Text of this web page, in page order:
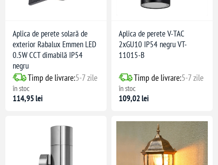
Aplica de perete solară de
exterior Rabalux Emmen LED
0.5W CCT dimabilă IP54
negru
Timp de livrare:5-7 zile
în stoc
114,95 lei
Aplica de perete V-TAC
2xGU10 IP54 negru VT-
11015-B
Timp de livrare:5-7 zile
în stoc
109,02 lei